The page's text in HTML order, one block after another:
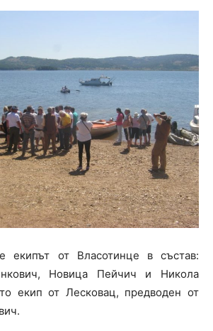
екипът от Власотинцe в състав:
Новица Пейчич и Никола
екип от Лесковац, предводен от